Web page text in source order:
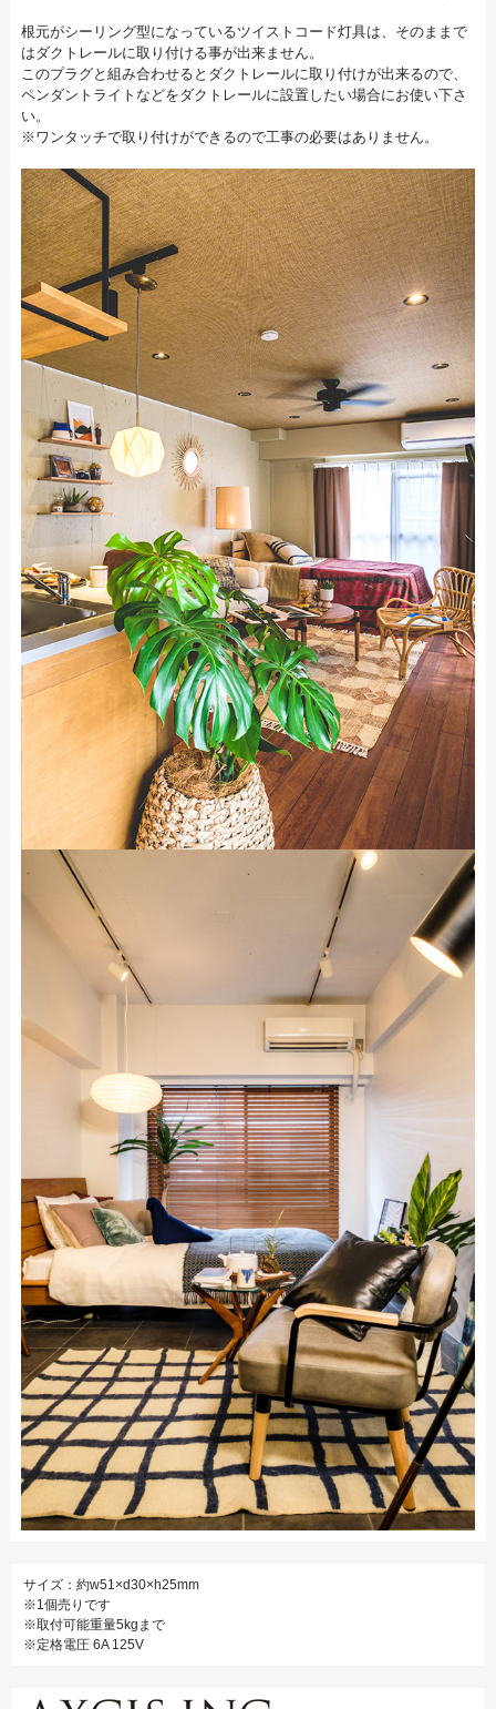
根元がシーリング型になっているツイストコード灯具は、そのままで
はダクトレールに取り付ける事が出来ません。
このプラグと組み合わせるとダクトレールに取り付けが出来るので、
ペンダントライトなどをダクトレールに設置したい場合にお使い下さ
い。
※ワンタッチで取り付けができるので工事の必要はありません。
サイズ：約w51×d30×h25mm
※1個売りです
※取付可能重量5kgまで
※定格電圧 6A 125V